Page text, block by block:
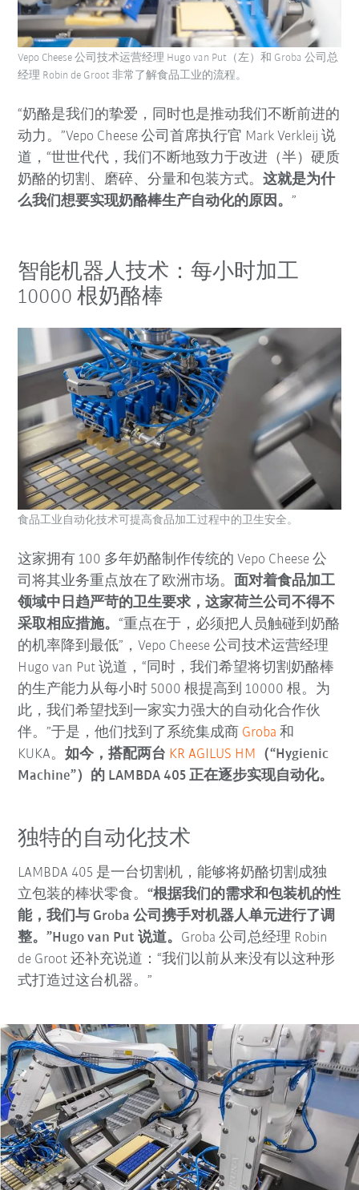
“奶酪是我们的挚爱，同时也是推动我们不断前进的
动力。”Vepo Cheese 公司首席执行官 Mark Verkleij 说
道，“世世代代，我们不断地致力于改进（半）硬质
奶酪的切割、磨碎、分量和包装方式。这就是为什
么我们想要实现奶酪棒生产自动化的原因。”
Vepo Cheese 公司技术运营经理 Hugo van Put（左）和 Groba 公司总
经理 Robin de Groot 非常了解食品工业的流程。
智能机器人技术：每小时加工
10000 根奶酪棒
这家拥有 100 多年奶酪制作传统的 Vepo Cheese 公
司将其业务重点放在了欧洲市场。
面对着食品加工
领域中日趋严苛的卫生要求，这家荷兰公司不得不
采取相应措施。“重点在于，必须把人员触碰到奶酪
的机率降到最低”，Vepo Cheese 公司技术运营经理
Hugo van Put 说道，“同时，我们希望将切割奶酪棒
的生产能力从每小时 5000 根提高到 10000 根。为
此，我们希望找到一家实力强大的自动化合作伙
伴。”于是，他们找到了系统集成商 Groba 和
KUKA。如今，搭配两台 KR AGILUS HM （“Hygienic
Machine”）的 LAMBDA 405 正在逐步实现自动化。
食品工业自动化技术可提高食品加工过程中的卫生安全。
独特的自动化技术
LAMBDA 405 是一台切割机，能够将奶酪切割成独
立包装的棒状零食。“根据我们的需求和包装机的性
能，我们与 Groba 公司携手对机器人单元进行了调
整。”Hugo van Put 说道。 Groba 公司总经理 Robin
de Groot 还补充说道：“我们以前从来没有以这种形
式打造过这台机器。”